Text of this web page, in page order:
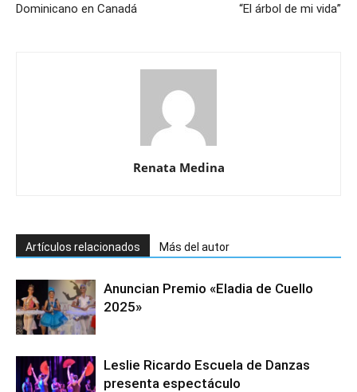
Dominicano en Canadá “El árbol de mi vida”
Renata Medina
Artículos relacionados Más del autor
Anuncian Premio «Eladia de Cuello
2025»
Leslie Ricardo Escuela de Danzas
presenta espectáculo